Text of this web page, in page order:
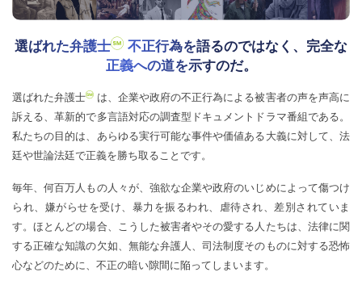
選ばれた弁護士
不正行為を語るのではなく、完全な
正義への道を示すのだ。
選ばれた弁護士
は、企業や政府の不正行為による被害者の声を声高に
訴える、革新的で多言語対応の調査型ドキュメントドラマ番組である。
私たちの目的は、あらゆる実行可能な事件や価値ある大義に対して、法
廷や世論法廷で正義を勝ち取ることです。
毎年、何百万人もの人々が、強欲な企業や政府のいじめによって傷つけ
られ、嫌がらせを受け、暴力を振るわれ、虐待され、差別されていま
す。ほとんどの場合、こうした被害者やその愛する人たちは、法律に関
する正確な知識の欠如、無能な弁護人、司法制度そのものに対する恐怖
心などのために、不正の暗い隙間に陥ってしまいます。